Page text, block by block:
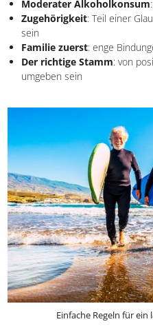
Pflanzenbasierte Ernährung
Hülsenfrüchte und Vollkorn
Moderater Alkoholkonsum
Zugehörigkeit: Teil einer
sein